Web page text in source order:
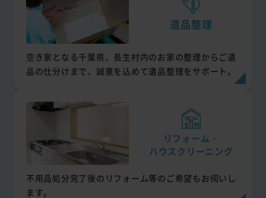
遺品整理
空き家となる千葉県、長生村内のお家の整理からご遺
品の仕分けまで、誠意を込めて遺品整理をサポート。
リフォーム・
ハウスクリーニング
不用品処分完了後のリフォーム等のご希望もお伺いし
ます。